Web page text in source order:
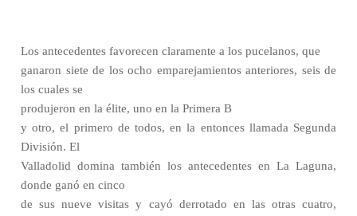
Los antecedentes favorecen claramente a los pucelanos, que
ganaron siete de los ocho emparejamientos anteriores, seis de
los cuales se
produjeron en la élite, uno en la Primera B
y otro, el primero de todos, en la entonces llamada Segunda
División. El
Valladolid domina también los antecedentes en La Laguna,
donde ganó en cinco
de sus nueve visitas y cayó derrotado en las otras cuatro,